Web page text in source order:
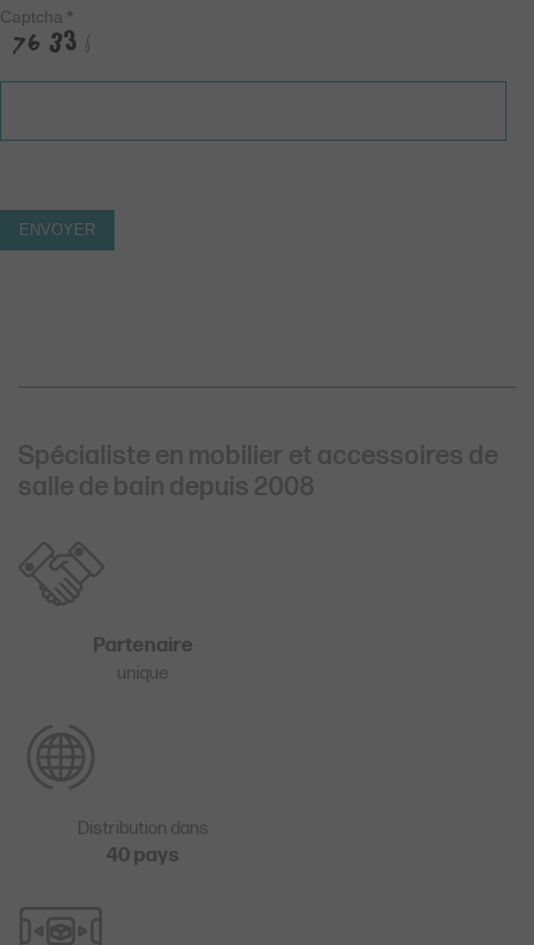
Captcha *
ENVOYER
Spécialiste en mobilier et accessoires de
salle de bain depuis 2008
Partenaire
unique
Distribution dans
40 pays